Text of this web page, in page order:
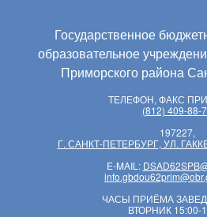
Государственное
образовательное
Приморского района
ТЕЛЕФОН, ФАКС
(812) 409-88-
197227,
Г. САНКТ-ПЕТЕРБУРГ, УЛ.
E-MAIL:
ЧАСЫ ПРИЁМА
ВТОРНИК 15:00-